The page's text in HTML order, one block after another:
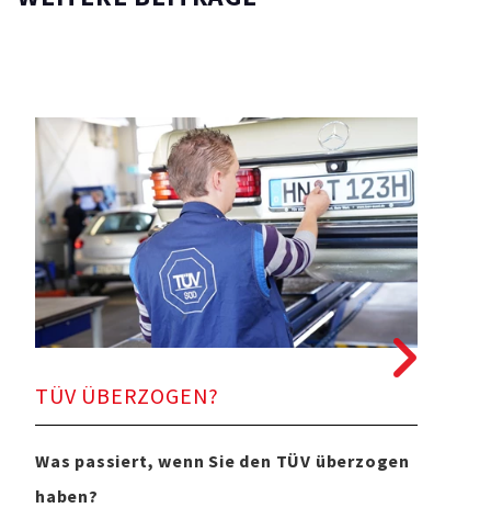
TÜV ÜBERZOGEN?
Was passiert, wenn Sie den TÜV überzogen
haben?